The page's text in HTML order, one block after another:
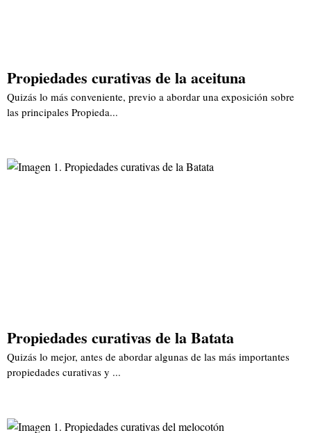
Propiedades curativas de la aceituna
Quizás lo más conveniente, previo a abordar una exposición sobre
las principales Propieda...
Propiedades curativas de la Batata
Quizás lo mejor, antes de abordar algunas de las más importantes
propiedades curativas y ...